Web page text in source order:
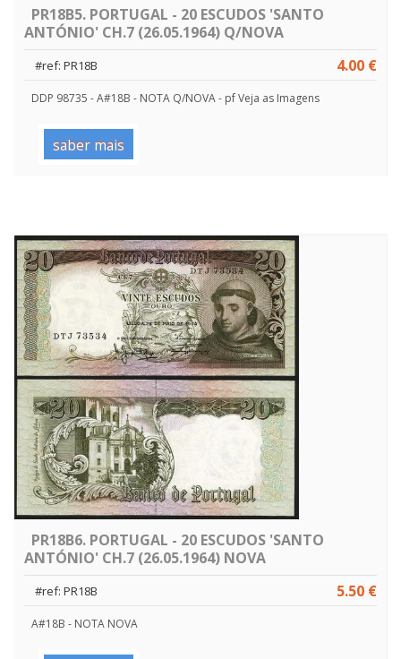
PR18B5. PORTUGAL - 20 ESCUDOS 'SANTO
ANTÓNIO' CH.7 (26.05.1964) Q/NOVA
4.00 €
#ref: PR18B
DDP 98735 - A#18B - NOTA Q/NOVA - pf Veja as Imagens
saber mais
PR18B6. PORTUGAL - 20 ESCUDOS 'SANTO
ANTÓNIO' CH.7 (26.05.1964) NOVA
5.50 €
#ref: PR18B
A#18B - NOTA NOVA